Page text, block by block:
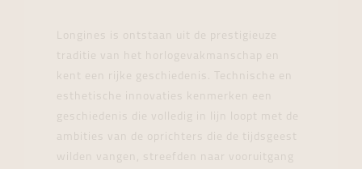
Longines is ontstaan uit de prestigieuze
traditie van het horlogevakmanschap en
kent een rijke geschiedenis. Technische en
esthetische innovaties kenmerken een
geschiedenis die volledig in lijn loopt met de
ambities van de oprichters die de tijdsgeest
wilden vangen, streefden naar vooruitgang